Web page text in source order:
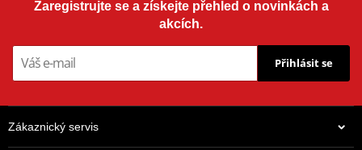
Zaregistrujte se a získejte přehled o novinkách a
akcích.
Přihlásit se
Zákaznický servis